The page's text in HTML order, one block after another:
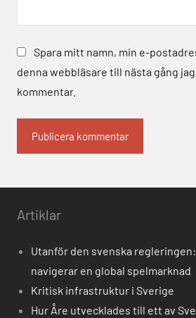
Spara mitt namn, min e-
denna webbläsare till nästa gång
kommentar.
Artiklar
Utanför den svenska
navigerar en global spelmarknad
Kritisk infrastruktur i Sverige
Hur Åre utvecklades till ett av